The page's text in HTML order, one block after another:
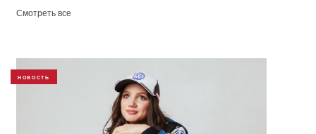
Смотреть все
НОВОСТЬ